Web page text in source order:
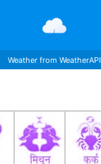
Weather from WeatherAPI